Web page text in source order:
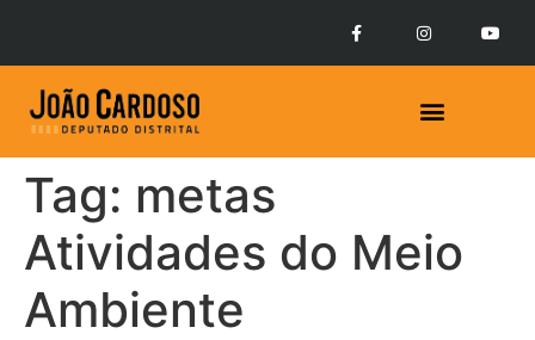
Tag: metas
Atividades do Meio
Ambiente